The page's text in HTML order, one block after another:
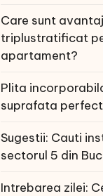
Care sunt
triplustratificat
apartament?
Plita
suprafata
Sugestii: Cauti
sectorul 5 din
Intrebarea zilei: